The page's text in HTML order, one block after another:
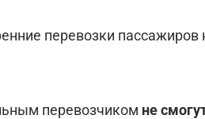
перевозки пассажиров
перевозчиком не